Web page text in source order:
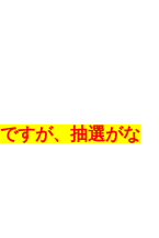
すが、抽選がな